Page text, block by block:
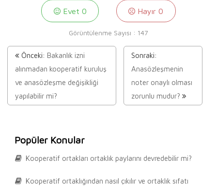
Evet 0 Hayır0
Görüntülenme Sayısı : 147
Önceki: Bakanlık izni
alınmadan kooperatif kuruluş
ve anasözleşme değişikliği
yapılabilir mi?
Sonraki:
Anasözleşmenin
noter onaylı olması
zorunlu mudur?
Popüler Konular
Kooperatif ortakları ortaklık paylarını devredebilir mi?
Kooperatif ortaklığından nasıl çıkılır ve ortaklık sıfatı